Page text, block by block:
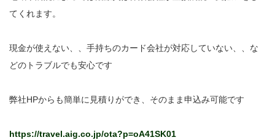
てくれます。
現金が使えない、、手持ちのカード会社が対応していない、、な
どのトラブルでも安心です
弊社HPからも簡単に見積りができ、そのまま申込み可能です
https://travel.aig.co.jp/ota?p=oA41SK01